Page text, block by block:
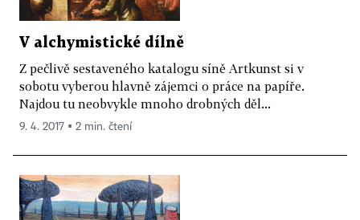
V alchymistické dílně
Z pečlivě sestaveného katalogu síně Artkunst si v
sobotu vyberou hlavně zájemci o práce na papíře.
Najdou tu neobvykle mnoho drobných děl...
9. 4. 2017 ▪ 2 min. čtení